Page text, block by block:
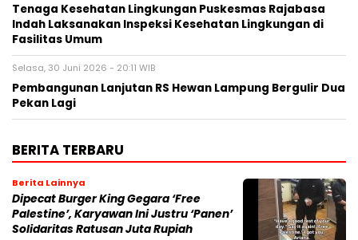
Tenaga Kesehatan Lingkungan Puskesmas Rajabasa
Indah Laksanakan Inspeksi Kesehatan Lingkungan di
Fasilitas Umum
Selasa, 30 Juni 2026 - 20:11 WIB
Pembangunan Lanjutan RS Hewan Lampung Bergulir Dua
Pekan Lagi
BERITA TERBARU
Berita Lainnya
Dipecat Burger King Gegara ‘Free
Palestine’, Karyawan Ini Justru ‘Panen’
Solidaritas Ratusan Juta Rupiah